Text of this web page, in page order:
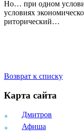
Но… при одном
условиях
риторический…
Возврат к списку
Карта сайта
Дмитров
Афиша